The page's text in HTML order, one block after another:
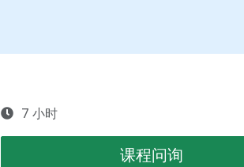
7 小时
课程问询